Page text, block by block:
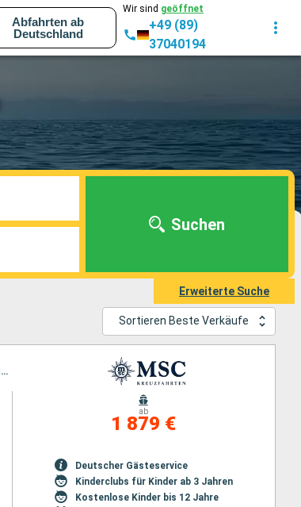
Abfahrten ab
Deutschland
Wir sind geöffnet
+49 (89)
37040194
Suchen
Erweiterte Suche
Sortieren Beste Verkäufe
Reiseroute : Genua, Civitavecchia - Rom, Barcelona, Malaga, Las Palmas, Salvador de Bahia, Rio de Janeiro, Montevideo, Buenos Aires
ab
1 879 €
Deutscher Gästeservice
Kinderclubs für Kinder ab 3 Jahren
Kostenlose Kinder bis 12 Jahre